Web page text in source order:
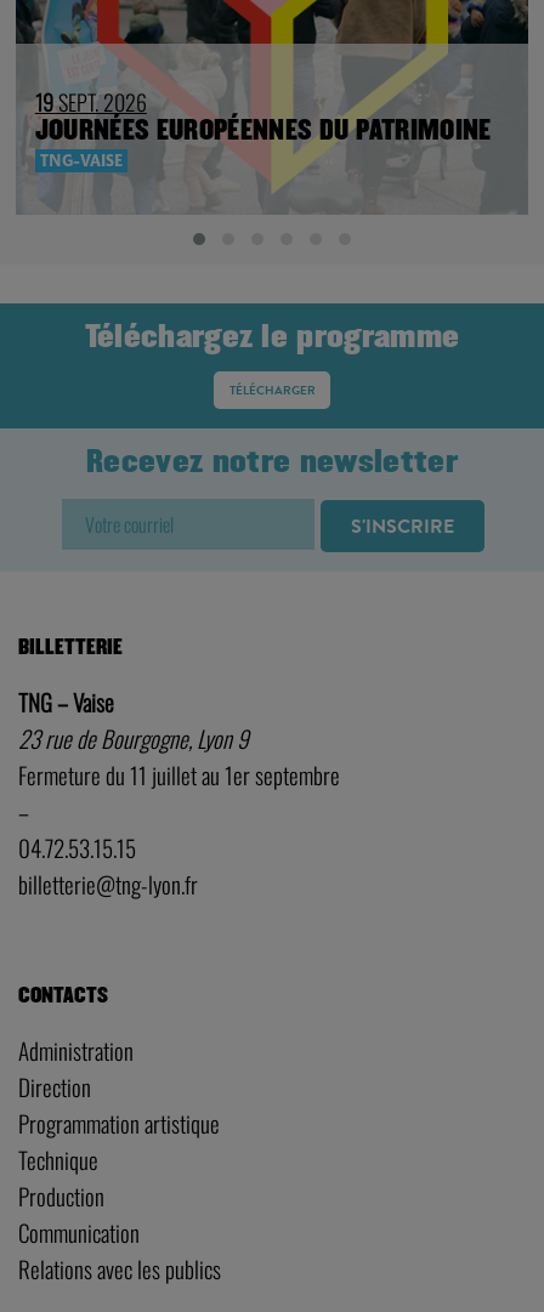
19SEPT. 2026
JOURNÉES EUROPÉENNES DU PATRIMOINE
TNG-VAISE
Téléchargez le programme
TÉLÉCHARGER
Recevez notre newsletter
BILLETTERIE
TNG – Vaise
23 rue de Bourgogne, Lyon 9
Fermeture du 11 juillet au 1er septembre
–
04.72.53.15.15
billetterie@tng-lyon.fr
CONTACTS
Administration
Direction
Programmation artistique
Technique
Production
Communication
Relations avec les publics